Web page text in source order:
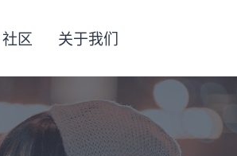
社区 关于我们